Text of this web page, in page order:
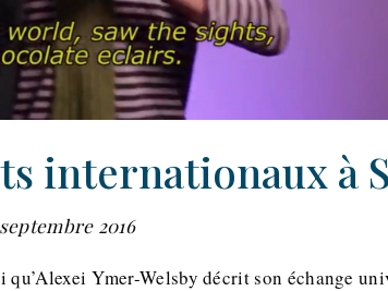
internationaux à
2016
Ymer-Welsby décrit son échange